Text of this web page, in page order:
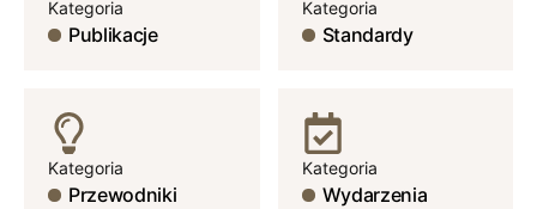
Kategoria
Publikacje
Kategoria
Standardy
Kategoria
Przewodniki
Kategoria
Wydarzenia